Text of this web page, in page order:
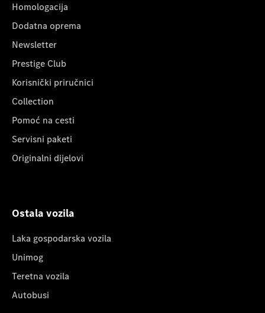
Homologacija
Dodatna oprema
Newsletter
Prestige Club
Korisnički priručnici
Collection
Pomoć na cesti
Servisni paketi
Originalni dijelovi
Ostala vozila
Laka gospodarska vozila
Unimog
Teretna vozila
Autobusi